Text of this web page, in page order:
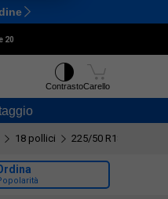
Ctrl M
20
ContrastoCarello
18 pollici 225/50 R18